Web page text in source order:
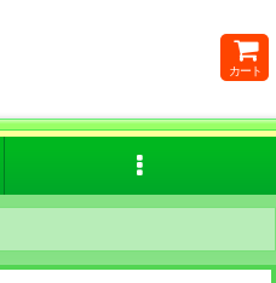
カート